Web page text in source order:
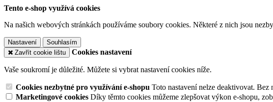
Tento e-shop využívá cookies
Na našich webových stránkách používáme soubory cookies. Některé z nich jsou
Nastavení
Souhlasím
Zavřít cookie lištu
Cookies nastavení
Vaše soukromí je důležité. Můžete si vybrat nastavení cookies níže.
Cookies nezbytné pro využívání e-shopu Toto nastavení nelze deaktivovat. Bez
Marketingové cookies Díky těmto cookies můžeme zlepšovat výkon e-shopu,